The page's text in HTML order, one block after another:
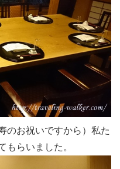
のお祝いですから）私た
もらいました。